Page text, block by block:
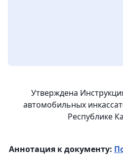
Утверждена
автомобильных
Республике
Аннотация к документу: